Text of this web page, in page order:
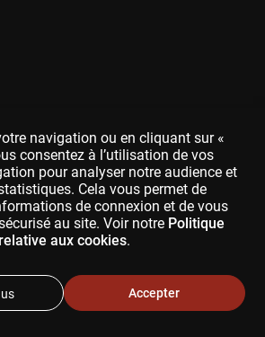
navigation ou en cliquant sur «
consentez à l’utilisation de vos
pour analyser notre audience et
Cela vous permet de
de connexion et de vous
au site. Voir notre Politique
relative aux cookies.
Accepter